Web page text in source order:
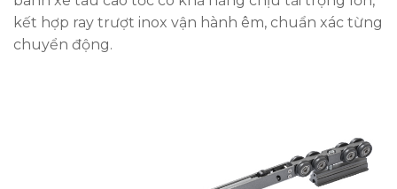
kết hợp ray trượt inox vận hành êm, chuẩn xác từng
chuyển động.